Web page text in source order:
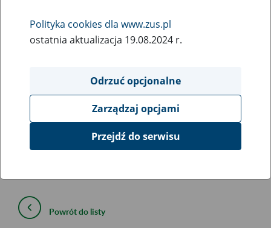
17
February
2022
serwisowych 17 lutego 2022 r. od godziny 17:00 do
godziny 21:00 będą występować ograniczenia w dostępie
do portalu zus.pl. W tym czasie będzie możliwe korzystanie
z portalu PUE ZUS.
Powrót do listy
Polityka cookies dla www.zus.pl
ostatnia aktualizacja 19.08.2024 r.
Odrzuć opcjonalne
Zarządzaj opcjami
Przejdź do serwisu